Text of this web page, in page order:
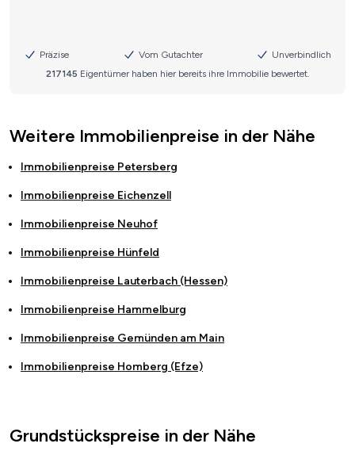
Weitere Immobilienpreise in der Nähe
Immobilienpreise Petersberg
Immobilienpreise Eichenzell
Immobilienpreise Neuhof
Immobilienpreise Hünfeld
Immobilienpreise Lauterbach (Hessen)
Immobilienpreise Hammelburg
Immobilienpreise Gemünden am Main
Immobilienpreise Homberg (Efze)
Grundstückspreise in der Nähe